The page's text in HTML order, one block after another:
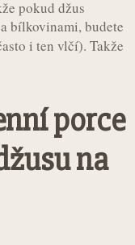
pokud džus
bílkovinami, budete
i ten vlčí). Takže
porce
na